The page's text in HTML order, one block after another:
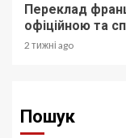
Переклад
офіційною та
2 тижні ago
Пошук